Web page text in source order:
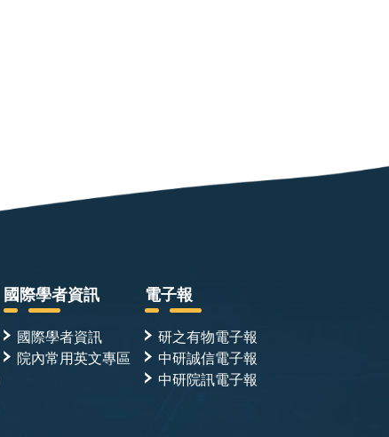
國際學者資訊
國際學者資訊
院內常用英文專區
電子報
研之有物電子報
中研誠信電子報
中研院訊電子報